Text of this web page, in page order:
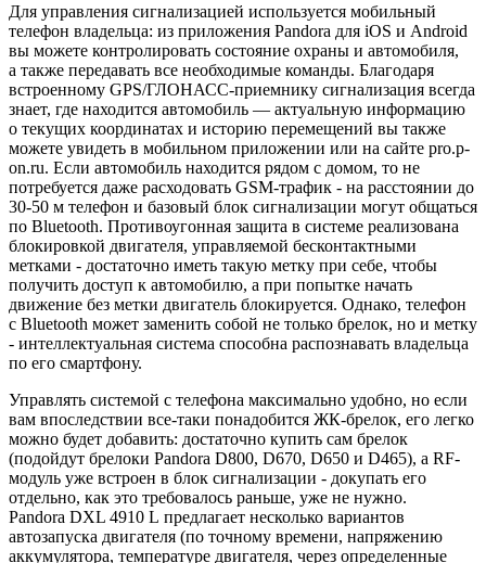
Для управления сигнализацией используется мобильный
телефон владельца: из приложения Pandora для iOS и Android
вы можете контролировать состояние охраны и автомобиля,
а также передавать все необходимые команды. Благодаря
встроенному GPS/ГЛОНАСС-приемнику сигнализация всегда
знает, где находится автомобиль — актуальную информацию
о текущих координатах и историю перемещений вы также
можете увидеть в мобильном приложении или на сайте pro.p-
on.ru. Если автомобиль находится рядом с домом, то не
потребуется даже расходовать GSM-трафик - на расстоянии до
30-50 м телефон и базовый блок сигнализации могут общаться
по Bluetooth. Противоугонная защита в системе реализована
блокировкой двигателя, управляемой бесконтактными
метками - достаточно иметь такую метку при себе, чтобы
получить доступ к автомобилю, а при попытке начать
движение без метки двигатель блокируется. Однако, телефон
с Bluetooth может заменить собой не только брелок, но и метку
- интеллектуальная система способна распознавать владельца
по его смартфону.
Управлять системой с телефона максимально удобно, но если
вам впоследствии все-таки понадобится ЖК-брелок, его легко
можно будет добавить: достаточно купить сам брелок
(подойдут брелоки Pandora D800, D670, D650 и D465), а RF-
модуль уже встроен в блок сигнализации - докупать его
отдельно, как это требовалось раньше, уже не нужно.
Pandora DXL 4910 L предлагает несколько вариантов
автозапуска двигателя (по точному времени, напряжению
аккумулятора, температуре двигателя, через определенные